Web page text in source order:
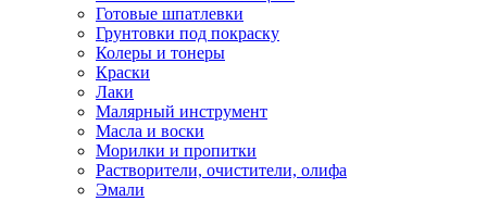
Готовые шпатлевки
Грунтовки под покраску
Колеры и тонеры
Краски
Лаки
Малярный инструмент
Масла и воски
Морилки и пропитки
Растворители, очистители, олифа
Эмали